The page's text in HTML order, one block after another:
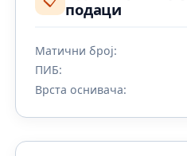
подаци
Матични број:
ПИБ:
Врста оснивача: